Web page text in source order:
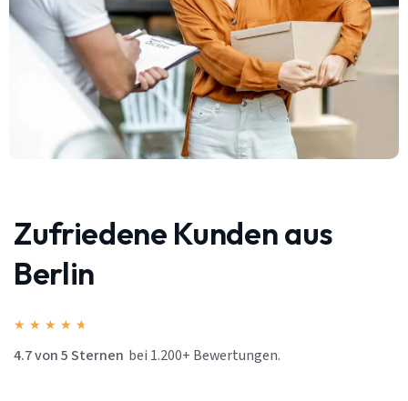
Zufriedene Kunden aus
Berlin
★ ★ ★ ★ ★
4.7 von 5 Sternen bei 1.200+ Bewertungen.